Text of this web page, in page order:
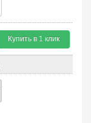
Купить в 1 клик